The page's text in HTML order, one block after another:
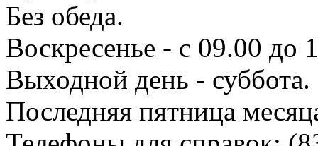
Без обеда.
Воскресенье - с 09.00 до
Выходной день - суббота.
Последняя пятница